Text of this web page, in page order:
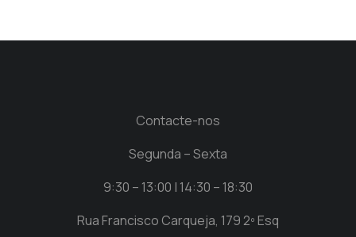
Contacte-nos
Segunda – Sexta
9:30 – 13:00 | 14:30 – 18:30
Rua Francisco Carqueja, 179 2º Esq